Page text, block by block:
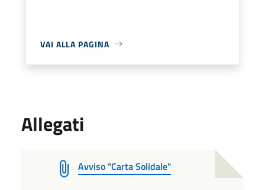
VAI ALLA PAGINA
Allegati
Avviso "Carta Solidale"